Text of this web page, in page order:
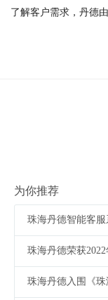
了解客户需求，丹德
为你推荐
珠海丹德智能客服
珠海丹德荣获
珠海丹德入围《珠